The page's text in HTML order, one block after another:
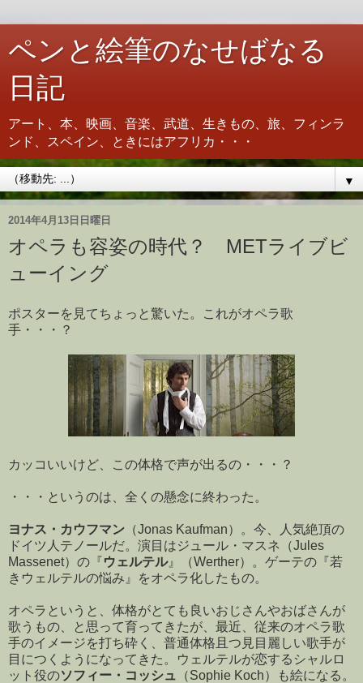
ペンと絵筆のなせばなる
日記
アート、本、映画、音楽、武道、生きもの、旅、フィンラ
ンド、スペイン、ときにはアフリカ・・・
▼
2014年4月13日日曜日
オペラも容姿の時代？ METライブビ
ューイング
ポスターを見てちょっと驚いた。これがオペラ歌
手・・・？
カッコいいけど、この体格で声が出るの・・・？
・・・というのは、全くの懸念に終わった。
ヨナス・カウフマン （Jonas Kaufman）。今、人気絶頂の
ドイツ人テノールだ。演目はジュール・マスネ（Jules
Massenet）の『ウェルテル』（Werther）。ゲーテの『若
きウェルテルの悩み』をオペラ化したもの。
オペラというと、体格がとても良いおじさんやおばさんが
歌うもの、と思って育ってきたが、最近、従来のオペラ歌
手のイメージを打ち砕く、普通体格且つ見目麗しい歌手が
目につくようになってきた。ウェルテルが恋するシャルロ
ット役のソフィー・コッシュ （Sophie Koch）も絵になる。